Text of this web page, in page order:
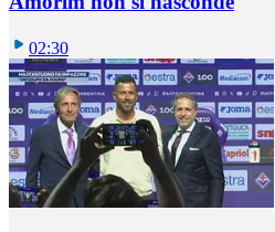
02:30